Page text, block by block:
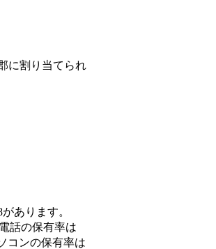
に割り当てられ
あります。
話の保有率は
コンの保有率は